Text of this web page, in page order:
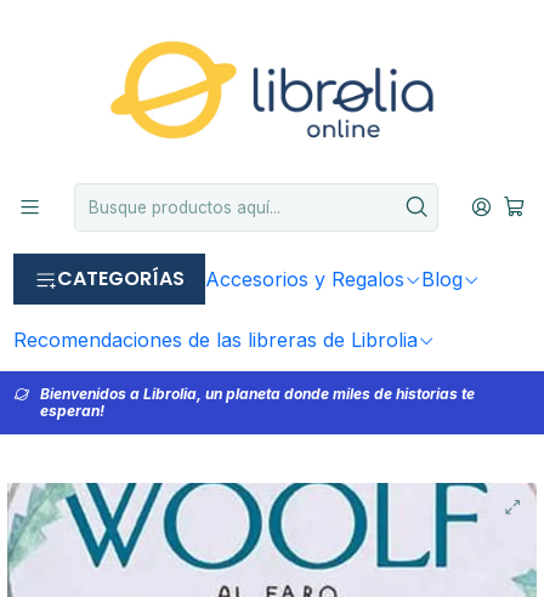
CATEGORÍAS Accesorios y Regalos Blog
Recomendaciones de las libreras de Librolia
Bienvenidos a Librolia, un planeta donde miles de historias te
esperan!